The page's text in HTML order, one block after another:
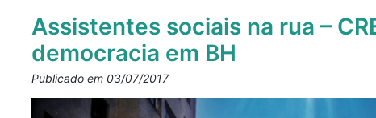
Assistentes sociais na rua –
democracia em BH
Publicado em 03/07/2017